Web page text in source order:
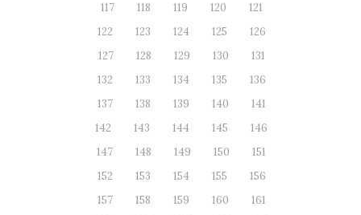
117
118 119 120
121
122
123 124 125
126
127
128 129 130
131
132
133 134 135
136
137
138 139 140
141
142
143 144 145
146
147
148 149 150
151
152
153 154 155
156
157
158 159 160
161